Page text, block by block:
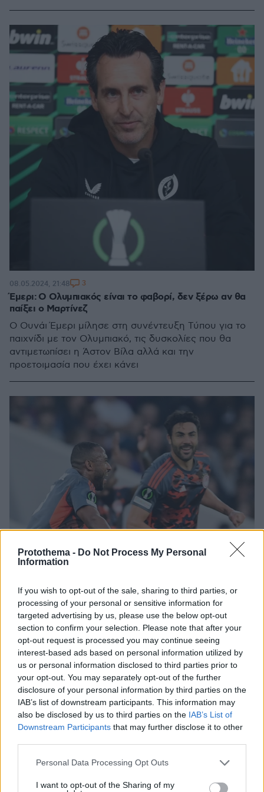
Protothema - Do Not Process My Personal
Information
If you wish to opt-out of the sale, sharing to third parties, or
processing of your personal or sensitive information for
targeted advertising by us, please use the below opt-out
section to confirm your selection. Please note that after your
opt-out request is processed you may continue seeing
interest-based ads based on personal information utilized by
us or personal information disclosed to third parties prior to
your opt-out. You may separately opt-out of the further
disclosure of your personal information by third parties on the
IAB’s list of downstream participants. This information may
also be disclosed by us to third parties on the IAB’s List of
Downstream Participants that may further disclose it to other
Please note that this website/app uses one or more Google
not limited to your visit or usage behaviour. You may click to
Personal Data Processing Opt Outs
I want to opt-out of the Sharing of my
Έμερι: Ο Ολυμπιακός είναι το φαβορί, δεν ξέρω αν θα
παίξει ο Μαρτίνεζ
Ο Ουνάι Έμερι μίλησε στη συνέντευξη Τύπου για το
παιχνίδι με τον Ολυμπιακό, τις δυσκολίες που θα
αντιμετωπίσει η Άστον Βίλα αλλά και την
προετοιμασία που έχει κάνει
08.05.2024, 21:48 3
Ο Ιμπόρα, ο άνθρωπος των 4 Europa του άλλαξε προς
το καλύτερο το κέντρο του Ολυμπιακού
Ο Μεντιλίμπαρ είχε στον Ιμπόρα έναν παίκτη με
προσωπικότητα. Με χαρακτήρα και τσαγανό. Δεν τον
είδε ως έναν ακόμα παίκτη μεγάλης ηλικίας. Τον
04.05.2024, 07:04 2